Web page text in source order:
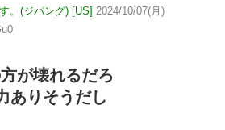
。(ジパング) [US] 2024/10/07(月)
が壊れるだろ
ありそうだし